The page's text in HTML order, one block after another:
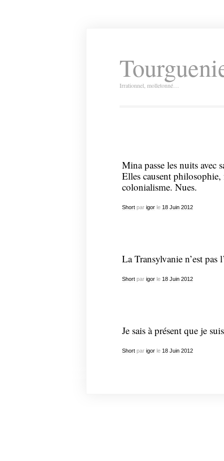
Irrationnel, molletonné…
Mina passe les nuits avec
Elles causent
colonialisme. Nues.
Shortpar igorle 18 Juin 2012
La Transylvanie n’est pas
Shortpar igorle 18 Juin 2012
Je sais à présent que je
Shortpar igorle 18 Juin 2012